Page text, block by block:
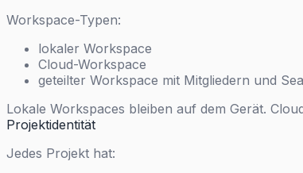
Workspace-Typen:
lokaler Workspace
Cloud-Workspace
geteilter Workspace mit Mitgliedern und
Lokale Workspaces bleiben auf dem Gerät.
Projektidentität
Jedes Projekt hat: